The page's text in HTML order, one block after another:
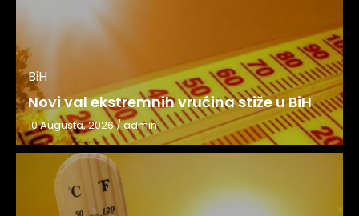
BiH
Novi val ekstremnih vrućina stiže u BiH
10 Augusta, 2026/admin